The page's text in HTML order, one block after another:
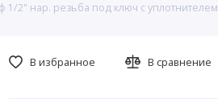
1/2" нар. резьба под ключ с уплотнителем
В избранное В сравнение